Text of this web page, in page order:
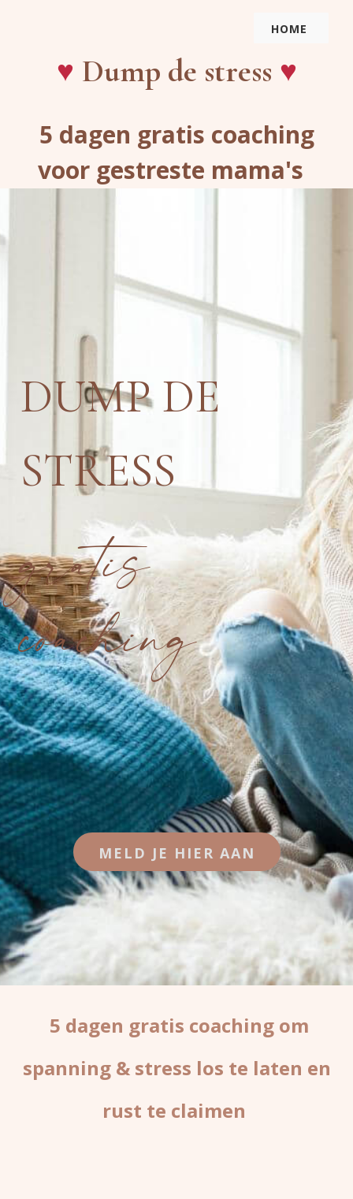
HOME
♥ Dump de stress ♥
5 dagen gratis coaching
voor gestreste mama's
DUMP DE
STRESS
gratis
coaching
MELD JE HIER AAN
5 dagen gratis coaching om
spanning & stress los te laten en
rust te claimen